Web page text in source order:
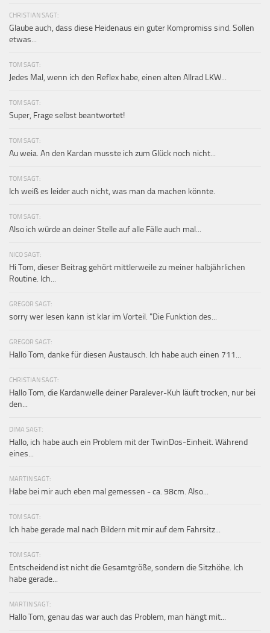
CHRISTIAN SAGT:
Glaube auch, dass diese Heidenaus ein guter Kompromiss sind. Sollen
etwas...
TOM SAGT:
Jedes Mal, wenn ich den Reflex habe, einen alten Allrad LKW...
TOM SAGT:
Super, Frage selbst beantwortet!
TOM SAGT:
Au weia. An den Kardan musste ich zum Glück noch nicht...
TOM SAGT:
Ich weiß es leider auch nicht, was man da machen könnte.
TOM SAGT:
Also ich würde an deiner Stelle auf alle Fälle auch mal...
NICO SAGT:
Hi Tom, dieser Beitrag gehört mittlerweile zu meiner halbjährlichen
Routine. Ich...
GREGOR SAGT:
sorry wer lesen kann ist klar im Vorteil. "Die Funktion des...
GREGOR SAGT:
Hallo Tom, danke für diesen Austausch. Ich habe auch einen 711...
CHRISTIAN SAGT:
Hallo Tom, die Kardanwelle deiner Paralever-Kuh läuft trocken, nur bei
den...
DIMA SAGT:
Hallo, ich habe auch ein Problem mit der TwinDos-Einheit. Während
eines...
MARTIN SAGT:
Habe bei mir auch eben mal gemessen - ca. 98cm. Also...
TOM SAGT:
Ich habe gerade mal nach Bildern mit mir auf dem Fahrsitz...
TOM SAGT:
Entscheidend ist nicht die Gesamtgröße, sondern die Sitzhöhe. Ich
habe gerade...
MARTIN SAGT:
Hallo Tom, genau das war auch das Problem, man hängt mit...